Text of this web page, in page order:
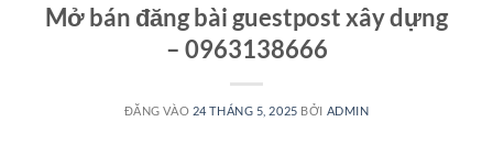
Mở bán đăng bài guestpost xây dựng
– 0963138666
ĐĂNG VÀO 24 THÁNG 5, 2025 BỞI ADMIN